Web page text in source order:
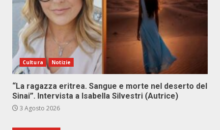
Cultura Notizie
“La ragazza eritrea. Sangue e morte nel deserto del
Sinai”. Intervista a Isabella Silvestri (Autrice)
3 Agosto 2026